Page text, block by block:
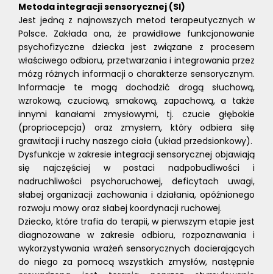
Metoda integracji sensorycznej (SI)
Jest jedną z najnowszych metod terapeutycznych w
Polsce. Zakłada ona, że prawidłowe funkcjonowanie
psychofizyczne dziecka jest związane z procesem
właściwego odbioru, przetwarzania i integrowania przez
mózg różnych informacji o charakterze sensorycznym.
Informacje te mogą dochodzić drogą słuchową,
wzrokową, czuciową, smakową, zapachową, a także
innymi kanałami zmysłowymi, tj. czucie głębokie
(propriocepcja) oraz zmysłem, który odbiera siłę
grawitacji i ruchy naszego ciała (układ przedsionkowy).
Dysfunkcje w zakresie integracji sensorycznej objawiają
się najczęściej w postaci nadpobudliwości i
nadruchliwości psychoruchowej, deficytach uwagi,
słabej organizacji zachowania i działania, opóźnionego
rozwoju mowy oraz słabej koordynacji ruchowej.
Dziecko, które trafia do terapii, w pierwszym etapie jest
diagnozowane w zakresie odbioru, rozpoznawania i
wykorzystywania wrażeń sensorycznych docierających
do niego za pomocą wszystkich zmysłów, następnie